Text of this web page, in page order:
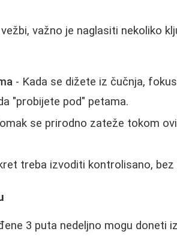
važno je naglasiti nekoliko
- Kada se dižete iz čučnja,
"probijete pod" petama.
se prirodno zateže tokom
treba izvoditi kontrolisano, bez
3 puta nedeljno mogu doneti